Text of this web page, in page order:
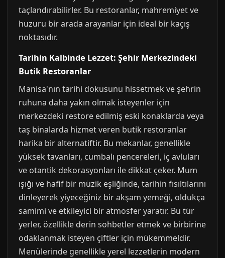
taçlandırabilirler. Bu restoranlar, mahremiyet ve
huzuru bir arada arayanlar için ideal bir kaçış
noktasıdır.
Tarihin Kalbinde Lezzet: Şehir Merkezindeki
Butik Restoranlar
Manisa'nın tarihi dokusunu hissetmek ve şehrin
ruhuna daha yakın olmak isteyenler için
merkezdeki restore edilmiş eski konaklarda veya
taş binalarda hizmet veren butik restoranlar
harika bir alternatiftir. Bu mekanlar, genellikle
yüksek tavanları, cumbalı pencereleri, iç avluları
ve otantik dekorasyonları ile dikkat çeker. Mum
ışığı ve hafif bir müzik eşliğinde, tarihin fısıltılarını
dinleyerek yiyeceğiniz bir akşam yemeği, oldukça
samimi ve etkileyici bir atmosfer yaratır. Bu tür
yerler, özellikle derin sohbetler etmek ve birbirine
odaklanmak isteyen çiftler için mükemmeldir.
Menülerinde genellikle yerel lezzetlerin modern